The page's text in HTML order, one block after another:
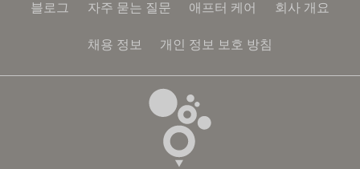
블로그 자주 묻는 질문 애프터 케어 회사 개요
채용 정보 개인 정보 보호 방침